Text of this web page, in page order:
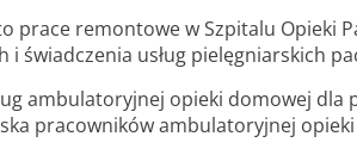
prace remontowe w Szpitalu Opieki
i świadczenia usług pielęgniarskich
ambulatoryjnej opieki domowej
pracowników ambulatoryjnej